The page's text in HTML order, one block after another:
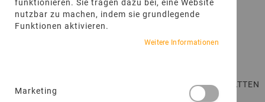
TERRASSENPLATTEN
funktionieren. Sie tragen dazu bei, eine Website
nutzbar zu machen, indem sie grundlegende
Funktionen aktivieren.
Weitere Informationen
Marketing